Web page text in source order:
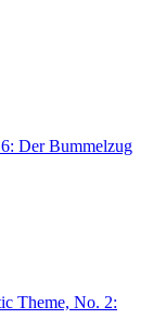
Der Bummelzug
Theme, No. 2: